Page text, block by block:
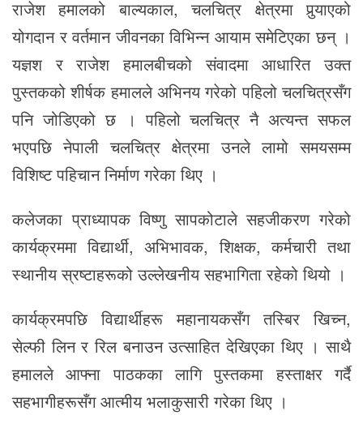
राजेश हमालको बाल्यकाल, चलचित्र क्षेत्रमा पुर्‍याएको
योगदान र वर्तमान जीवनका विभिन्न आयाम समेटिएका छन् ।
यज्ञश र राजेश हमालबीचको संवादमा आधारित उक्त
पुस्तकको शीर्षक हमालले अभिनय गरेको पहिलो चलचित्रसँग
पनि जोडिएको छ । पहिलो चलचित्र नै अत्यन्त सफल
भएपछि नेपाली चलचित्र क्षेत्रमा उनले लामो समयसम्म
विशिष्ट पहिचान निर्माण गरेका थिए ।
कलेजका प्राध्यापक विष्णु सापकोटाले सहजीकरण गरेको
कार्यक्रममा विद्यार्थी, अभिभावक, शिक्षक, कर्मचारी तथा
स्थानीय स्रष्टाहरूको उल्लेखनीय सहभागिता रहेको थियो ।
कार्यक्रमपछि विद्यार्थीहरू महानायकसँग तस्बिर खिच्न,
सेल्फी लिन र रिल बनाउन उत्साहित देखिएका थिए । साथै
हमालले आफ्ना पाठकका लागि पुस्तकमा हस्ताक्षर गर्दै
सहभागीहरूसँग आत्मीय भलाकुसारी गरेका थिए ।